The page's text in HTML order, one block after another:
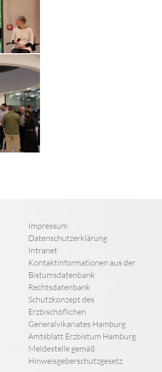
Impressum
Datenschutzerklärung
Intranet
Kontaktinformationen aus der
Bistumsdatenbank
Rechtsdatenbank
Schutzkonzept des
Erzbischöflichen
Generalvikariates Hamburg
Amtsblatt Erzbistum Hamburg
Meldestelle gemäß
Hinweisgeberschutzgesetz